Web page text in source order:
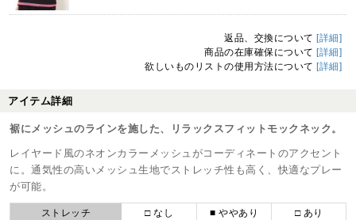
返品、交換について [詳細]
商品の在庫確保について [詳細]
欲しいものリストの使用方法について [詳細]
アイテム詳細
裾にメッシュのラインを施した、リラックスフィットモックネック。
レイヤード風のネオンカラーメッシュがコーディネートのアクセント
に。通気性の高いメッシュ生地でストレッチ性も高く、快適なプレー
が可能。
ストレッチ □ なし ■ ややあり
□ あり